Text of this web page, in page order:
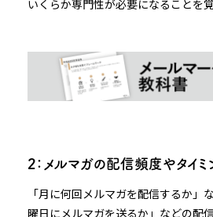
いくらか専門性が必要になることを
2：メルマガの配信頻度やタイミ
「月に何回メルマガを配信するか」
曜日にメルマガを送るか」などの配